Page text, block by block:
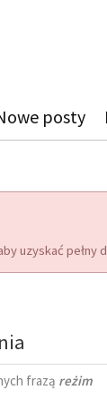
posty
uzyskać pełny
frazą reżim